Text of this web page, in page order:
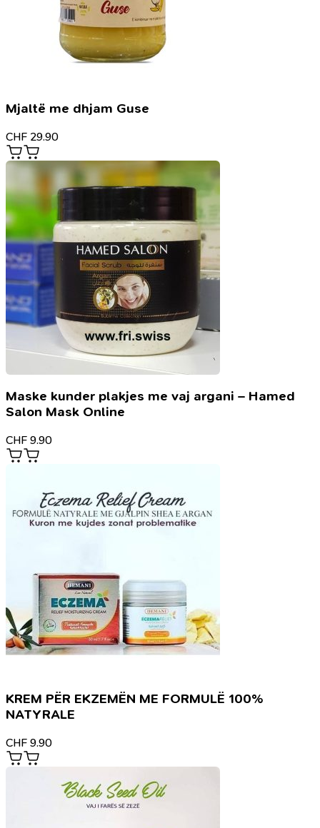
Mjaltë me dhjam Guse
CHF 29.90
Maske kunder plakjes me vaj argani – Hamed
Salon Mask Online
CHF 9.90
KREM PËR EKZEMËN ME FORMULË 100%
NATYRALE
CHF 9.90